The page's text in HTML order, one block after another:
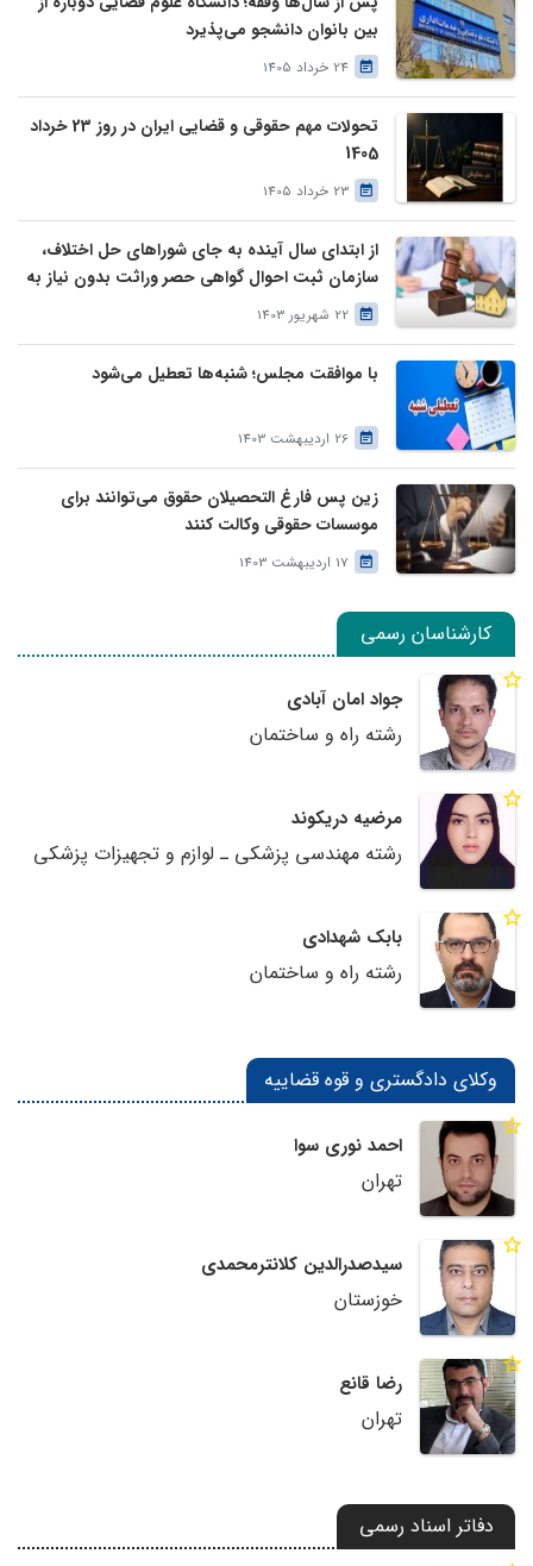
بین بانوان دانشجو می‌پذیرد
24 خرداد 1405
تحولات مهم حقوقی و قضایی ایران در روز 23 خرداد
1405
23 خرداد 1405
از ابتدای سال آینده به جای شوراهای حل اختلاف،
سازمان ثبت احوال گواهی حصر وراثت بدون نیاز به
درخواست وراث صادر خواهد کرد
22 شهریور 1403
با موافقت مجلس؛ شنبه‌ها تعطیل می‌شود
26 اردیبهشت 1403
زین پس فارغ التحصیلان حقوق می‌توانند برای
موسسات حقوقی وکالت کنند
17 اردیبهشت 1403
کارشناسان رسمی
جواد امان آبادی
رشته راه و ساختمان
مرضیه دریکوند
رشته مهندسی پزشکی ـ لوازم و تجهیزات پزشکی
بابک شهدادی
رشته راه و ساختمان
وکلای دادگستری و قوه قضاییه
احمد نوری سوا
تهران
سیدصدرالدین کلانترمحمدی
خوزستان
رضا قانع
تهران
دفاتر اسناد رسمی